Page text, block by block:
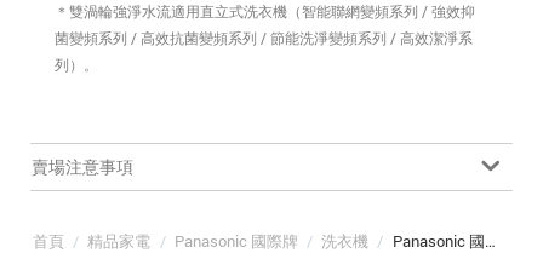
＊雙渦輪強淨水流適用直立式洗衣機（智能聯網變頻系列 / 強效抑
菌變頻系列 / 高效抗菌變頻系列 / 節能洗淨變頻系列 / 高效潔淨系
列）。
賣場注意事項
首頁 / 精品家電 / Panasonic 國際牌 / 洗衣機 / Panasonic 國際牌 NA-V150NMS-S 15kg 智能聯網變頻直立式溫水洗衣機 不鏽鋼